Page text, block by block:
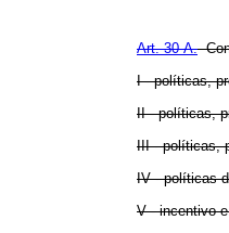
Art. 30-A.
I - políticas,
II - políticas,
III - políticas,
IV - políticas
V - incentivo